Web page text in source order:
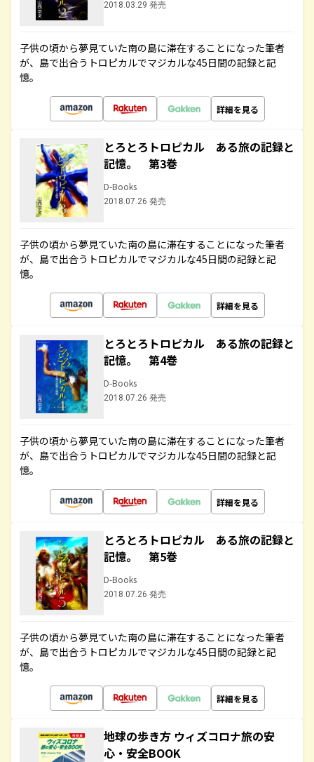
2018.03.29 発売
子供の頃から夢見ていた南の島に滞在することになった筆者
が、島で出合うトロピカルでマジカルな45日間の記録と記
憶。
詳細を見る
とろとろトロピカル ある旅の記録と
記憶。 第3巻
D-Books
2018.07.26 発売
子供の頃から夢見ていた南の島に滞在することになった筆者
が、島で出合うトロピカルでマジカルな45日間の記録と記
憶。
詳細を見る
とろとろトロピカル ある旅の記録と
記憶。 第4巻
D-Books
2018.07.26 発売
子供の頃から夢見ていた南の島に滞在することになった筆者
が、島で出合うトロピカルでマジカルな45日間の記録と記
憶。
詳細を見る
とろとろトロピカル ある旅の記録と
記憶。 第5巻
D-Books
2018.07.26 発売
子供の頃から夢見ていた南の島に滞在することになった筆者
が、島で出合うトロピカルでマジカルな45日間の記録と記
憶。
詳細を見る
地球の歩き方 ウィズコロナ旅の安
心・安全BOOK